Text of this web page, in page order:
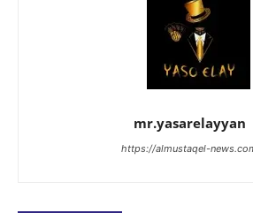
mr.yasarelayyan
https://almustaqel-